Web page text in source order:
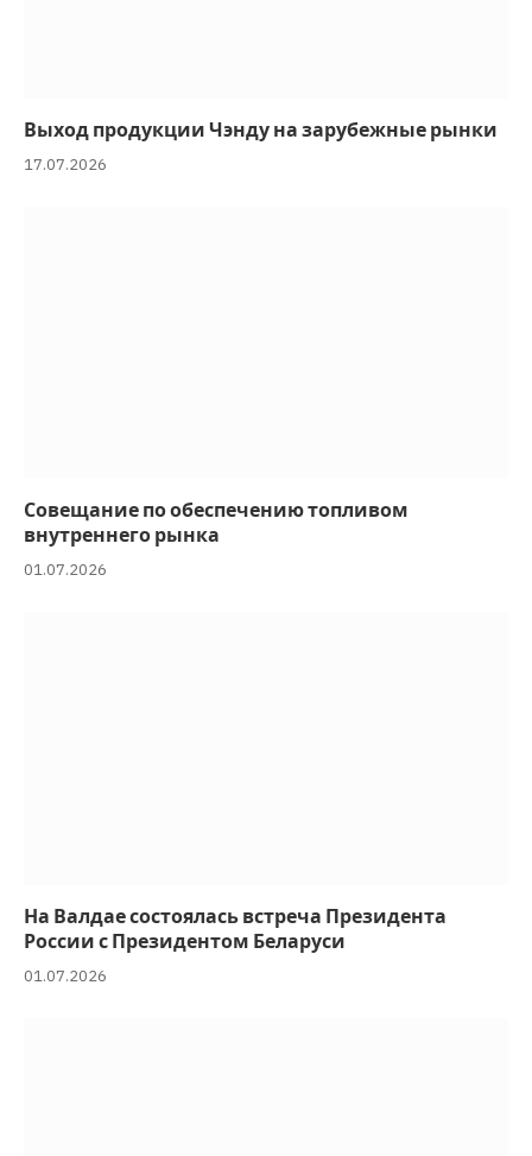
Выход продукции Чэнду на зарубежные рынки
17.07.2026
Совещание по обеспечению топливом
внутреннего рынка
01.07.2026
На Валдае состоялась встреча Президента
России с Президентом Беларуси
01.07.2026